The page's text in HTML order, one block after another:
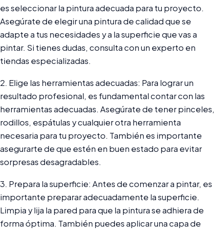
es seleccionar la pintura adecuada para tu proyecto.
Asegúrate de elegir una pintura de calidad que se
adapte a tus necesidades y a la superficie que vas a
pintar. Si tienes dudas, consulta con un experto en
tiendas especializadas.
2. Elige las herramientas adecuadas: Para lograr un
resultado profesional, es fundamental contar con las
herramientas adecuadas. Asegúrate de tener pinceles,
rodillos, espátulas y cualquier otra herramienta
necesaria para tu proyecto. También es importante
asegurarte de que estén en buen estado para evitar
sorpresas desagradables.
3. Prepara la superficie: Antes de comenzar a pintar, es
importante preparar adecuadamente la superficie.
Limpia y lija la pared para que la pintura se adhiera de
forma óptima. También puedes aplicar una capa de